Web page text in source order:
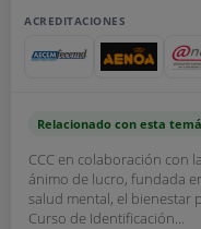
ACREDITACIONES
Relacionado con esta
CCC en colaboración con
ánimo de lucro, fundada
salud mental, el bienestar
Curso de Identificación...